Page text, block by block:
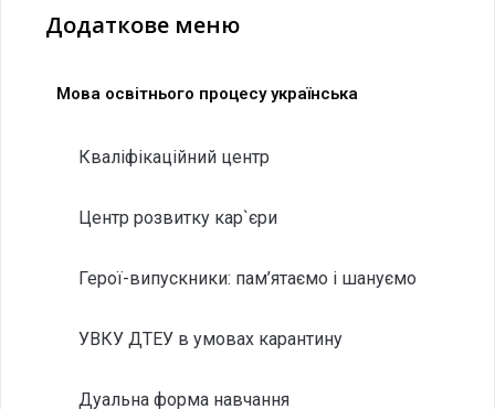
Додаткове меню
Мова освітнього процесу українська
Кваліфікаційний центр
Центр розвитку кар`єри
Герої-випускники: пам’ятаємо і шануємо
УВКУ ДТЕУ в умовах карантину
Дуальна форма навчання